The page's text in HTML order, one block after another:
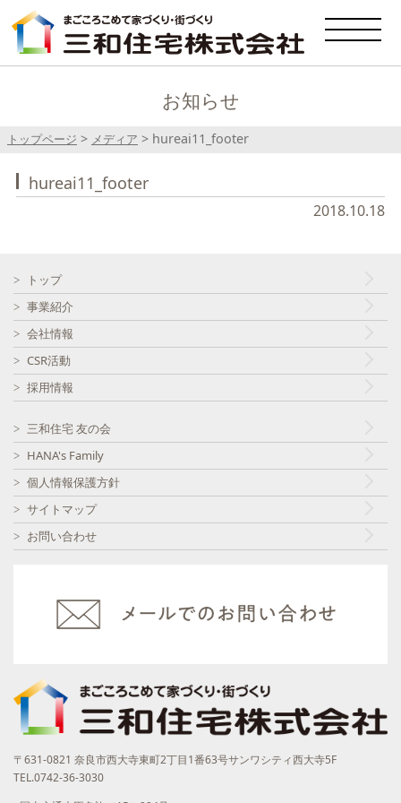
お知らせ
トップページ > メディア > hureai11_footer
hureai11_footer
2018.10.18
トップ
事業紹介
会社情報
CSR活動
採用情報
三和住宅 友の会
HANA's Family
個人情報保護方針
サイトマップ
お問い合わせ
〒631-0821 奈良市西大寺東町2丁目1番63号サンワシティ西大寺5F
TEL.0742-36-3030